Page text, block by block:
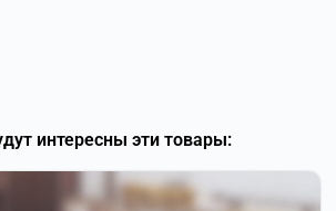
интересны эти товары: